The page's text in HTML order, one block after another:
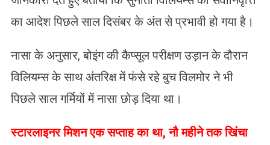
का आदेश पिछले साल दिसंबर के अंत से प्रभावी हो गया है।
नासा के अनुसार, बोइंग की कैप्सूल परीक्षण उड़ान के दौरान
विलियम्स के साथ अंतरिक्ष में फंसे रहे बुच विलमोर ने भी
पिछले साल गर्मियों में नासा छोड़ दिया था।
स्टारलाइनर मिशन एक सप्ताह का था, नौ महीने तक खिंचा